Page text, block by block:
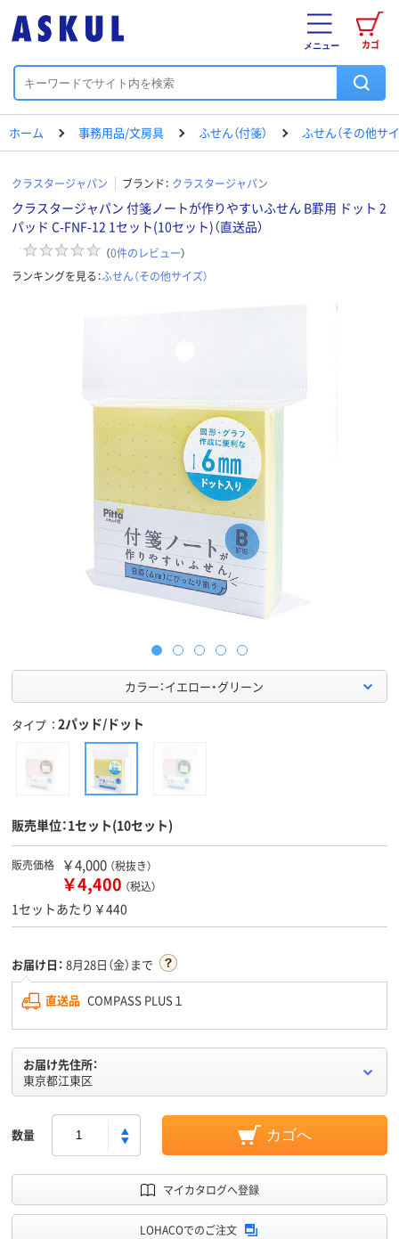
カゴ
メニュー
ホーム 事務用品/文房具 ふせん（付箋） ふせん（その他サイ
クラスタージャパン ブランド： クラスタージャパン
クラスタージャパン 付箋ノートが作りやすいふせん B罫用 ドット 2
パッド C-FNF-12 1セット(10セット)（直送品）
（0件のレビュー）
ランキングを見る：ふせん（その他サイズ）
カラー：イエロー・グリーン
タイプ 2パッド/ドット
販売単位：1セット(10セット)
販売価格 ￥4,000 （税抜き）
￥4,400 （税込）
1セットあたり￥440
お届け日： 8月28日（金）まで
直送品 COMPASS PLUS１
お届け先住所：
東京都江東区
数量 カゴへ
マイカタログへ登録
LOHACOでのご注文